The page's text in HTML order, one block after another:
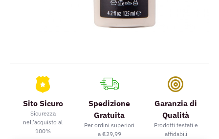
Sito Sicuro
Sicurezza
nell'acquisto al
100%
Spedizione
Gratuita
Per ordini superiori
a €29,99
Garanzia di
Qualità
Prodotti testati e
affidabili